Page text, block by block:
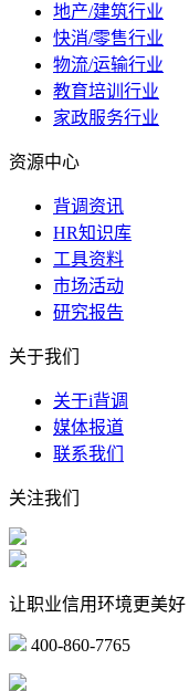
地产/建筑行业
快消/零售行业
物流/运输行业
教育培训行业
家政服务行业
资源中心
背调资讯
HR知识库
工具资料
市场活动
研究报告
关于我们
关于i背调
媒体报道
联系我们
关注我们
让职业信用环境更美好
400-860-7765